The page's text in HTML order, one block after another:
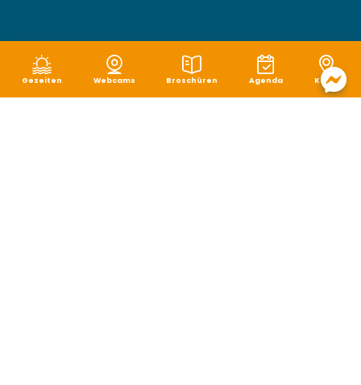
Gezeiten Webcams Broschüren Agenda Karte